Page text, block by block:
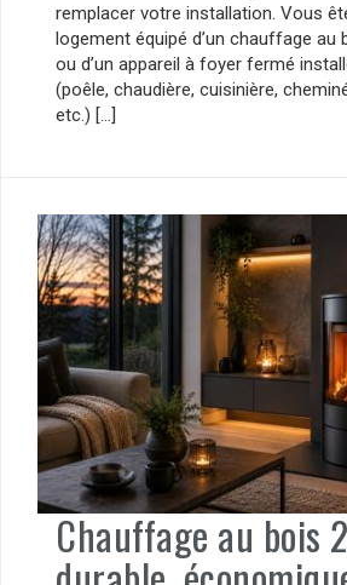
remplacer votre installation. Vous
logement équipé d’un chauffage au
ou d’un appareil à foyer fermé
(poêle, chaudière, cuisinière,
etc.) […]
Chauffage au bois